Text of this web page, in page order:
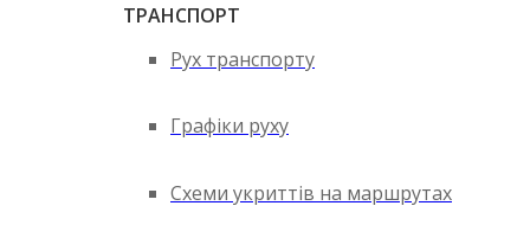
ТРАНСПОРТ
Рух транспорту
Графіки руху
Схеми укриттів на маршрутах